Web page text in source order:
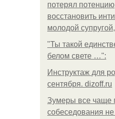
потерял
восстановить
молодой
"Ты такой
белом свете …":
Инструктаж для
сентября. dizoff.ru
Зумеры все чаще
собеседования